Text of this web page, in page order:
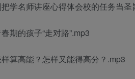
学名师讲座心得体会校的任务当圣
期的孩子“走对路”.mp3
算高能？怎样又能得高分？.mp3